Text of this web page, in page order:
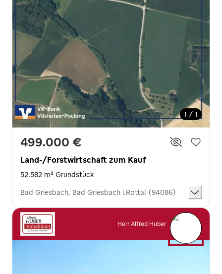
1 / 1
499.000 €
Land-/Forstwirtschaft zum Kauf
52.582 m² Grundstück
Bad Griesbach, Bad Griesbach i.Rottal (94086)
Herr Alfred Huber